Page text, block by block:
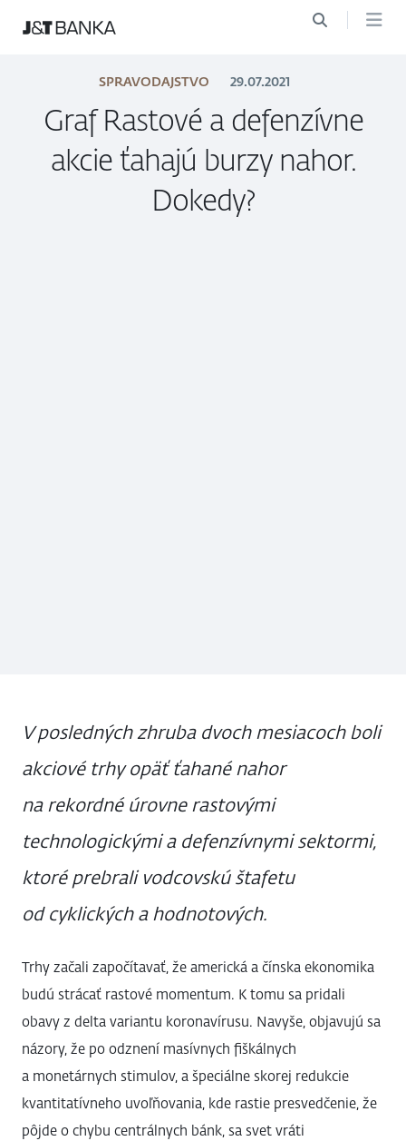
SPRAVODAJSTVO 29.07.2021
Graf Rastové a defenzívne
akcie ťahajú burzy nahor.
Dokedy?
V posledných zhruba dvoch mesiacoch boli
akciové trhy opäť ťahané nahor
na rekordné úrovne rastovými
technologickými a defenzívnymi sektormi,
ktoré prebrali vodcovskú štafetu
od cyklických a hodnotových.
Trhy začali započítavať, že americká a čínska ekonomika
budú strácať rastové momentum. K tomu sa pridali
obavy z delta variantu koronavírusu. Navyše, objavujú sa
názory, že po odznení masívnych fiškálnych
a monetárnych stimulov, a špeciálne skorej redukcie
kvantitatívneho uvoľňovania, kde rastie presvedčenie, že
pôjde o chybu centrálnych bánk, sa svet vráti